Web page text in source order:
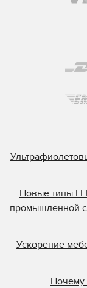
Новые типы
промышленной
Ускорение
Почему